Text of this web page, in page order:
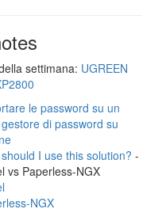
settimana: UGREEN
le password su un
di password su
I use this solution? -
vs Paperless-NGX
NGX